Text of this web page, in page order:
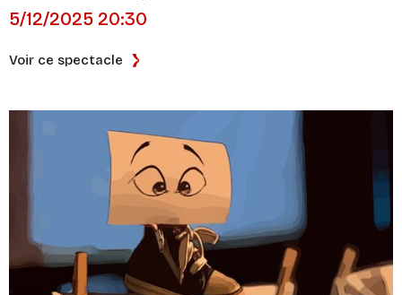
5/12/2025 20:30
Voir ce spectacle